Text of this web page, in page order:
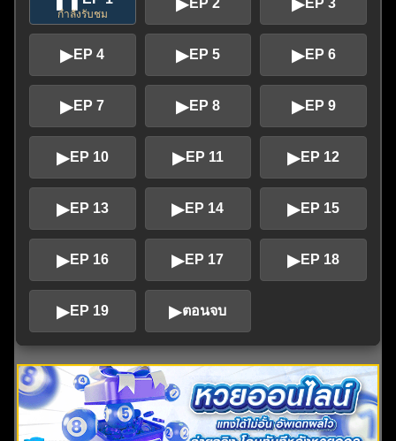
กำลังรับชม
▶EP 2 ▶EP 3
▶EP 4 ▶EP 5 ▶EP 6
▶EP 7 ▶EP 8 ▶EP 9
▶EP 10 ▶EP 11 ▶EP 12
▶EP 13 ▶EP 14 ▶EP 15
▶EP 16 ▶EP 17 ▶EP 18
▶EP 19 ▶ตอนจบ